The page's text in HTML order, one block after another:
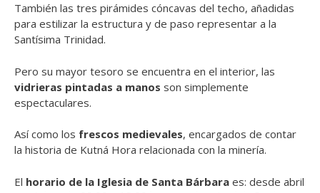
También las tres pirámides cóncavas del techo, añadidas
para estilizar la estructura y de paso representar a la
Santísima Trinidad.
Pero su mayor tesoro se encuentra en el interior, las
vidrieras pintadas a manos son simplemente
espectaculares.
Así como los frescos medievales, encargados de contar
la historia de Kutná Hora relacionada con la minería.
El horario de la Iglesia de Santa Bárbara es: desde abril